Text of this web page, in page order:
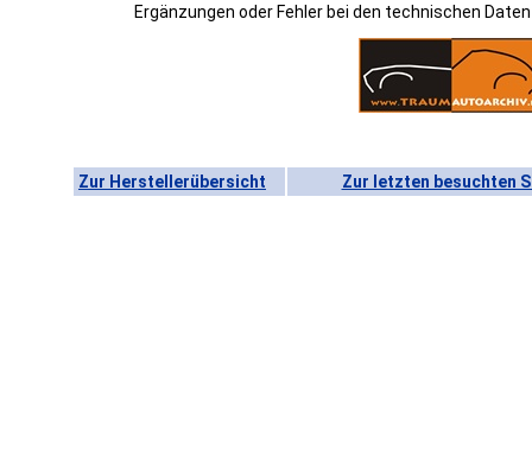
Ergänzungen oder Fehler bei den technischen
Zur Herstellerübersicht Zur letzten besuchten